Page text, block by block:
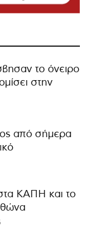
το όνειρο
στην
από σήμερα
ΚΑΠΗ και το